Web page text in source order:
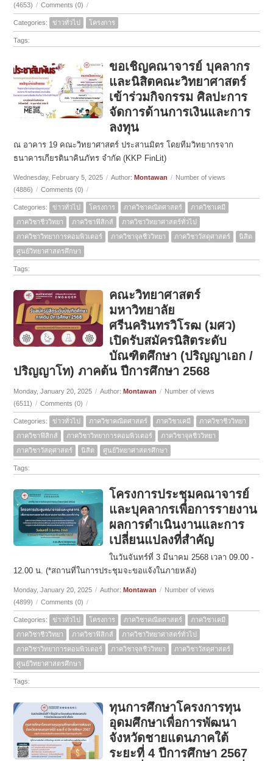
(4653) / Comments (0) /
Categories: ข่าวทั่วไป โครงการ
Tags:
ขอเชิญคณาจารย์ บุคลากร
และนิสิตคณะวิทยาศาสตร์
เข้าร่วมกิจกรรม ศิลปะการ
จัดการด้านการเงินและการ
ลงทุน
ณ อาคาร 19 คณะวิทยาศาสตร์ ประสานมิตร โดยทีมวิทยากรจาก
ธนาคารเกียรตินาคินภัทร จำกัด (KKP FinLit)
Wednesday, February 5, 2025 / Author:Montawan / Number of views
(4886) / Comments (0) /
Categories: ข่าวทั่วไป โครงการ ภาควิชาคณิตศาสตร์
ภาควิชาเคมี
ภาควิชาชีววิทยา
ภาควิชาฟิสิกส์
ภาควิชาวิทยาศาสตร์ทั่วไป
ภาควิชาวิทยาการคอมพิวเตอร์
ภาควิชาจุลชีววิทยา ภาควิชาวัสดุศาสตร์
นิสิต
ศูนย์วิทยาศาสตรศึกษา
Tags:
คณะวิทยาศาสตร์
มหาวิทยาลัย
ศรีนครินทรวิโรฒ (มศว)
เปิดรับสมัครนิสิตระดับ
บัณฑิตศึกษา (ปริญญาเอก /
ปริญญาโท) ภาคต้น ปีการศึกษา 2568
Monday, January 20, 2025 / Author:Montawan / Number of views
(6511) / Comments (0) /
Categories: ข่าวทั่วไป ภาควิชาคณิตศาสตร์ ภาควิชาเคมี
ภาควิชาชีววิทยา
ภาควิชาฟิสิกส์
ภาควิชาวิทยาการคอมพิวเตอร์
ภาควิชาจุลชีววิทยา
ภาควิชาวัสดุศาสตร์
นิสิต ศูนย์วิทยาศาสตรศึกษา
Tags:
โครงการประชุมคณาจารย์
และบุคลากรเพื่อการรายงาน
ผลการดำเนินงานและการ
เปลี่ยนแปลงที่สำคัญ
ในวันจันทร์ที่ 3 มีนาคม 2568 เวลา 09.00 -
12.00 น. (*สถานที่ในการประชุมจะขอแจ้งในภายหลัง)
Monday, January 20, 2025 / Author:Montawan / Number of views
(4899) / Comments (0) /
Categories: ข่าวทั่วไป โครงการ ภาควิชาคณิตศาสตร์
ภาควิชาเคมี
ภาควิชาชีววิทยา
ภาควิชาฟิสิกส์
ภาควิชาวิทยาศาสตร์ทั่วไป
ภาควิชาวิทยาการคอมพิวเตอร์
ภาควิชาจุลชีววิทยา
ภาควิชาวัสดุศาสตร์
ศูนย์วิทยาศาสตรศึกษา
Tags:
ทุนการศึกษาโครงการทุน
อุดมศึกษาเพื่อการพัฒนา
จังหวัดชายแดนภาคใต้
ระยะที่ 4 ปีการศึกษา 2567